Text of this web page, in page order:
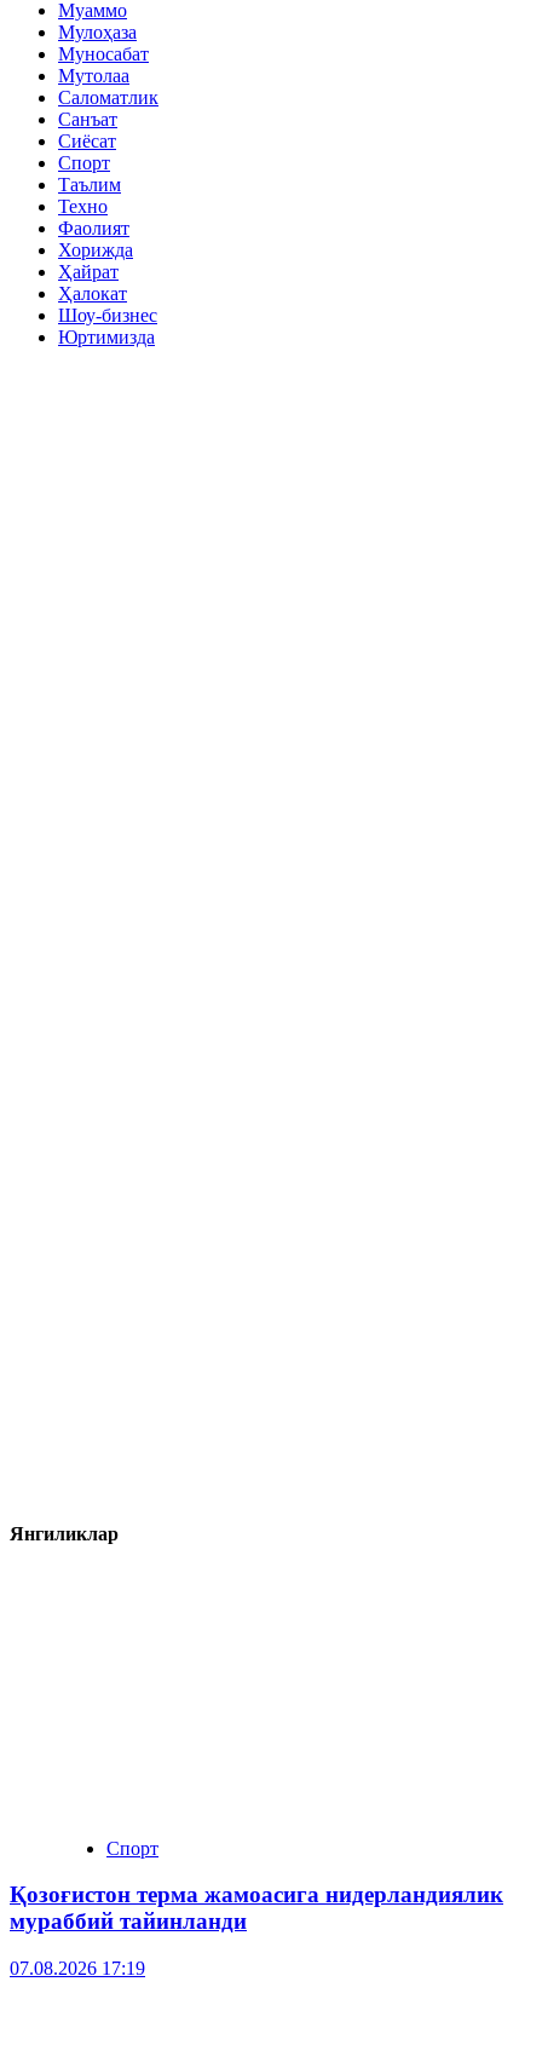
Муаммо
Мулоҳаза
Муносабат
Мутолаа
Саломатлик
Санъат
Сиёсат
Спорт
Таълим
Техно
Фаолият
Хорижда
Ҳайрат
Ҳалокат
Шоу-бизнес
Юртимизда
Янгиликлар
Спорт
Қозоғистон терма жамоасига нидерландиялик
мураббий тайинланди
07.08.2026 17:19